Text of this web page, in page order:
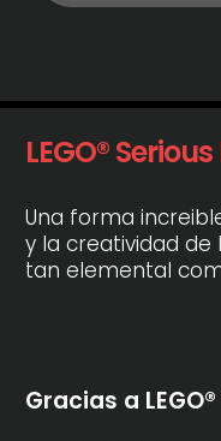
LEGO®
Una forma
y la creatividad de
tan elemental
Gracias a